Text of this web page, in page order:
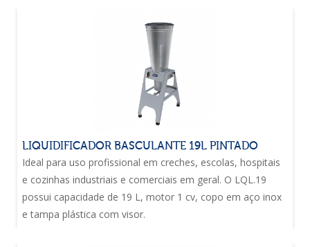
LIQUIDIFICADOR BASCULANTE 19L PINTADO
Ideal para uso profissional em creches, escolas, hospitais
e cozinhas industriais e comerciais em geral. O LQL.19
possui capacidade de 19 L, motor 1 cv, copo em aço inox
e tampa plástica com visor.